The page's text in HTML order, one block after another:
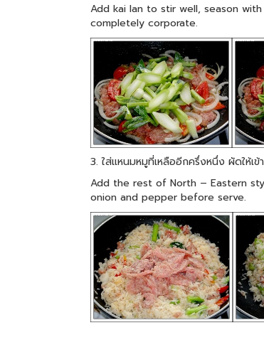
Add kai lan to stir well, season
completely corporate.
3. ใส่แหนมหมูที่เหลืออีกครึ่งหนึ่ง ผัดให้เ
Add the rest of North – Eastern
onion and pepper before serve.